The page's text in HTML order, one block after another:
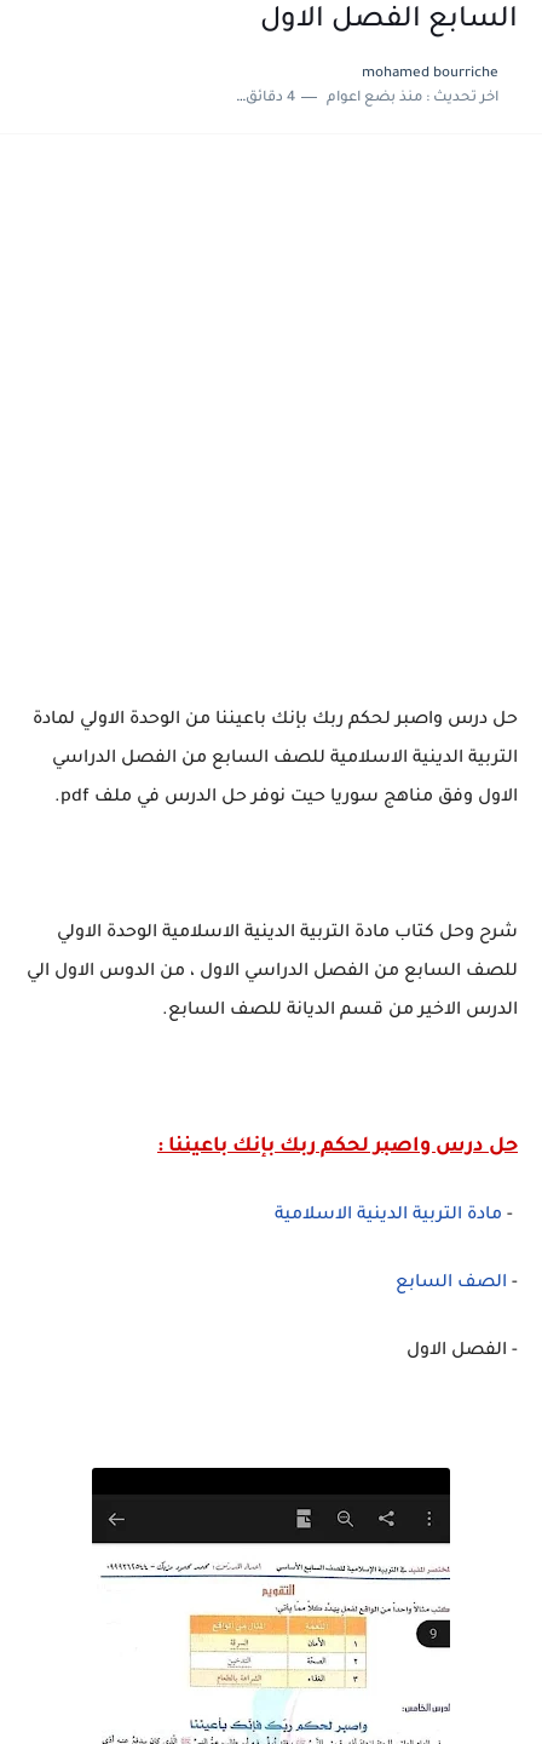
السابع الفصل الاول
mohamed bourriche
اخر تحديث :منذ بضع اعوام 4 دقائق للقراءة
حل درس واصبر لحكم ربك بإنك باعيننا من الوحدة الاولي لمادة
التربية الدينية الاسلامية للصف السابع من الفصل الدراسي
الاول وفق مناهج سوريا حيت نوفر حل الدرس في ملف pdf.
شرح وحل كتاب مادة التربية الدينية الاسلامية الوحدة الاولي
للصف السابع من الفصل الدراسي الاول ، من الدوس الاول الي
الدرس الاخير من قسم الديانة للصف السابع.
حل درس واصبر لحكم ربك بإنك باعيننا:
- مادة التربية الدينية الاسلامية
- الصف السابع
- الفصل الاول